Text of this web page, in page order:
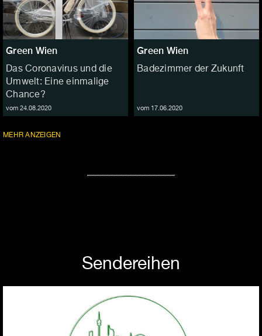
Green Wien
Das Coronavirus und die
Umwelt: Eine einmalige
Chance?
vom 24.08.2020
Green Wien
Badezimmer der Zukunft
vom 17.06.2020
MEHRFOLGEN
ANZEIGEN
Sendereihen